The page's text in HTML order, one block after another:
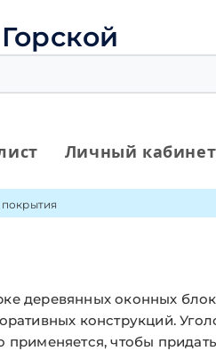
Личный кабинет
деревянных оконных
конструкций.
применяется, чтобы придать